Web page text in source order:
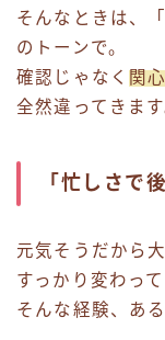
そんなときは、
のトーンで。
確認じゃなく 関心
全然違ってきます
「忙しさで
元気そうだから
すっかり変わって
そんな経験、あ